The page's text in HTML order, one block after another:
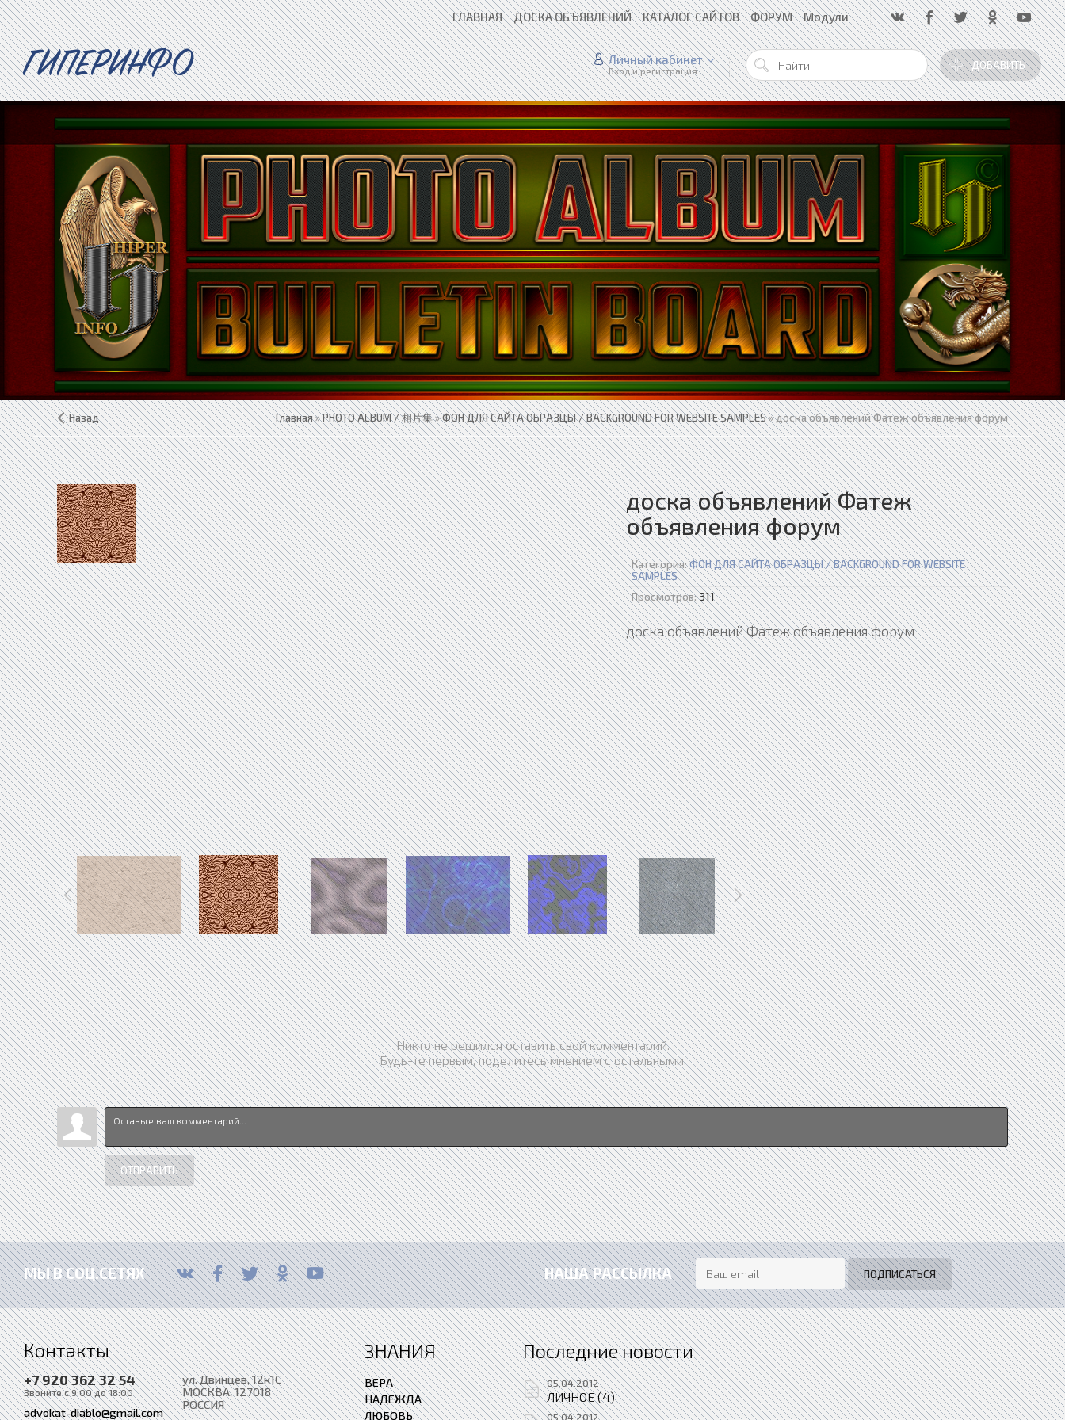
ГЛАВНАЯ ДОСКА ОБЪЯВЛЕНИЙ КАТАЛОГ САЙТОВ ФОРУМ Модули
ГИПЕРИНФО ДОБАВИТЬ
Личный кабинет
Вход и регистрация
Назад Главная»PHOTO ALBUM / 相片集»ФОН ДЛЯ САЙТА ОБРАЗЦЫ / BACKGROUND FOR WEBSITE SAMPLES» доска объявлений Фатеж объявления форум
доска объявлений Фатеж
объявления форум
Категория:ФОН ДЛЯ САЙТА ОБРАЗЦЫ / BACKGROUND FOR WEBSITE
SAMPLES
Просмотров:311
доска объявлений Фатеж объявления форум
Никто не решился оставить свой комментарий.
Будь-те первым, поделитесь мнением с остальными.
ОТПРАВИТЬ
МЫ В СОЦ.СЕТЯХ НАША РАССЫЛКА
Контакты
+7 920 362 32 54
Звоните с 9:00 до 18:00
advokat-diablo@gmail.com
ул. Двинцев, 12к1С
МОСКВА, 127018
РОССИЯ
ЗНАНИЯ
ВЕРА
НАДЕЖДА
ЛЮБОВЬ
Последние новости
05.04.2012
ЛИЧНОЕ (4)
05.04.2012